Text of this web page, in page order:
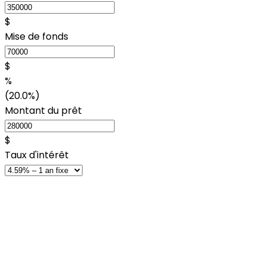
$
Mise de fonds
$
%
(20.0%)
Montant du prêt
$
Taux d'intérêt